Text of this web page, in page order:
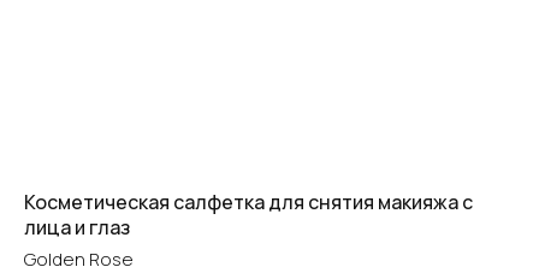
Косметическая салфетка для снятия макияжа с
лица и глаз
Golden Rose